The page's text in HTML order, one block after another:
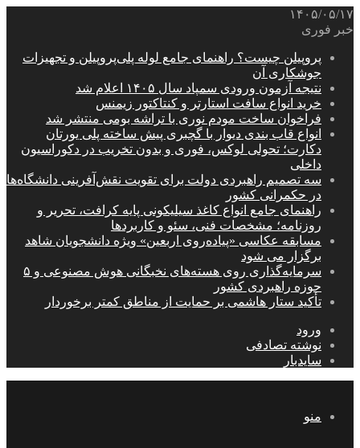
۱۴۰۵/۰۵/۱۷
خبر فوری
پروپیلن چیست؟ راهنمای جامع لوله پلی‌پروپیلن و تجهیزات
جوشکاری آن
نتیجه آزمون ورودی سمپاد سال ۱۴۰۵ اعلام شد
خرید انواع سافت استارتر و کنتاکتور زیمنس
فراخوان ساخت مودم نوری با تراشه بومی منتشر شد
انواع قاب بندی دیوار با گچبری پیش ساخته پلی یورتان
دکارت؛ تحولی لوکس، فوری و بدون تخریب در دکوراسیون
داخلی
سه تصمیم راهبردی دولت برای تقویت نقش‌آفرینی دانشگاه‌ها
در حکمرانی کشور
راهنمای جامع انواع کاغذ سیلیکونی پایه کرافت، تحریر و
روزنامه؛ مشخصات فنی، سئو و کاربردها
مسابقه عکاسی «پیاده‌روی اربعین» ویژه دانشجویان شاهد
برگزار می شود
سرمایه‌گذاری روی هسته‌های نخبگانی هوش مصنوعی و ۵
حوزه راهبردی کشور
تأکید ستار هاشمی بر حمایت از مناطق کمتر برخوردار
ورود
نوشته تصادفی
سایدبار
منو